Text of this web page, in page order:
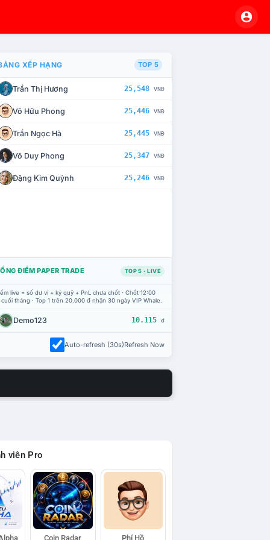
CHẾ TÀI XỬ LÝ VI PHẠM
XẾP HẠNG TOP 5
Trần Thị Hương 25,548 VNĐ
Võ Hữu Phong 25,446 VNĐ
Trần Ngọc Hà 25,445 VNĐ
Võ Duy Phong 25,347 VNĐ
Đặng Kim Quỳnh 25,246 VNĐ
ĐIỂM PAPER TRADE TOP 5 · LIVE
live = số dư ví + ký quỹ + PnL chưa chốt · Chốt 12:00
tháng · Top 1 trên 20.000 đ nhận 30 ngày VIP Whale.
Demo123 10.115 đ
Auto-refresh (30s)Refresh Now
viên Pro
Coin Radar Phí Hồ